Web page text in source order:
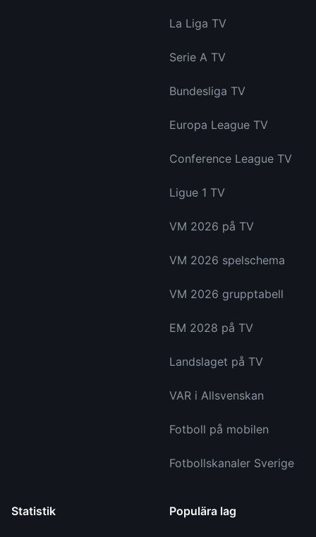
La Liga TV
Serie A TV
Bundesliga TV
Europa League TV
Conference League TV
Ligue 1 TV
VM 2026 på TV
VM 2026 spelschema
VM 2026 grupptabell
EM 2028 på TV
Landslaget på TV
VAR i Allsvenskan
Fotboll på mobilen
Fotbollskanaler Sverige
Statistik Populära lag